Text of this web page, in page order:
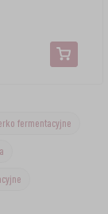
fermentacyjne